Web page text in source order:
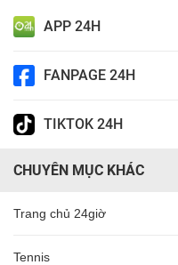
APP 24H
FANPAGE 24H
TIKTOK 24H
CHUYÊN MỤC KHÁC
Trang chủ 24giờ
Tennis